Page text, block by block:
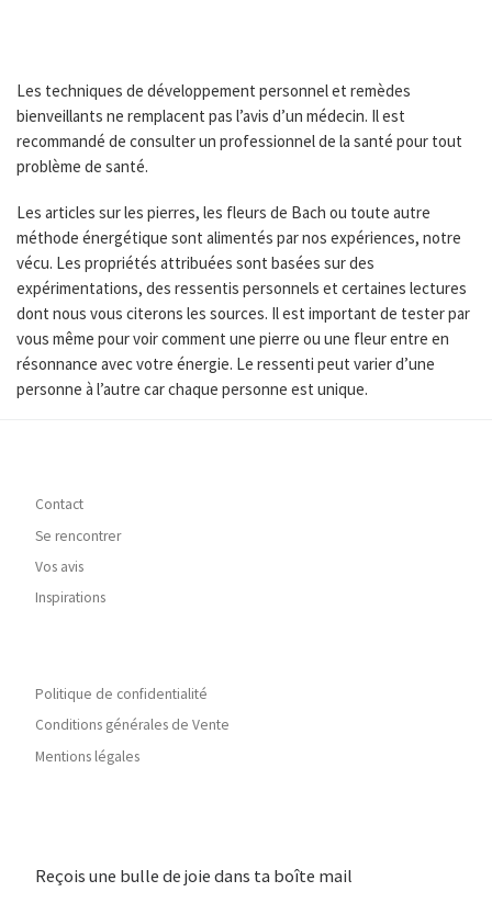
Les techniques de développement personnel et remèdes
bienveillants ne remplacent pas l’avis d’un médecin. Il est
recommandé de consulter un professionnel de la santé pour tout
problème de santé.
Les articles sur les pierres, les fleurs de Bach ou toute autre
méthode énergétique sont alimentés par nos expériences, notre
vécu. Les propriétés attribuées sont basées sur des
expérimentations, des ressentis personnels et certaines lectures
dont nous vous citerons les sources. Il est important de tester par
vous même pour voir comment une pierre ou une fleur entre en
résonnance avec votre énergie. Le ressenti peut varier d’une
personne à l’autre car chaque personne est unique.
Contact
Se rencontrer
Vos avis
Inspirations
Politique de confidentialité
Conditions générales de Vente
Mentions légales
Reçois une bulle de joie dans ta boîte mail